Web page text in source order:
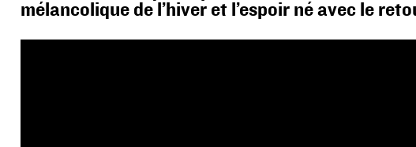
mélancolique de l’hiver et l’espoir né avec le